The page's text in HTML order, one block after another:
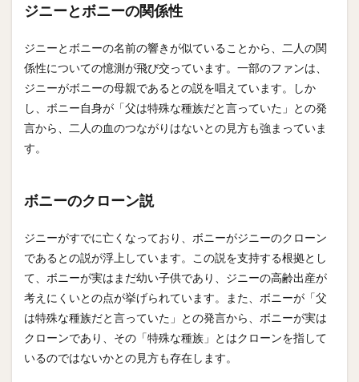
ジニーとボニーの関係性
ジニーとボニーの名前の響きが似ていることから、二人の関
係性についての憶測が飛び交っています。一部のファンは、
ジニーがボニーの母親であるとの説を唱えています。しか
し、ボニー自身が「父は特殊な種族だと言っていた」との発
言から、二人の血のつながりはないとの見方も強まっていま
す。
ボニーのクローン説
ジニーがすでに亡くなっており、ボニーがジニーのクローン
であるとの説が浮上しています。この説を支持する根拠とし
て、ボニーが実はまだ幼い子供であり、ジニーの高齢出産が
考えにくいとの点が挙げられています。また、ボニーが「父
は特殊な種族だと言っていた」との発言から、ボニーが実は
クローンであり、その「特殊な種族」とはクローンを指して
いるのではないかとの見方も存在します。